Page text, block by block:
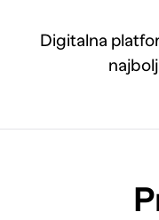
Digitalna